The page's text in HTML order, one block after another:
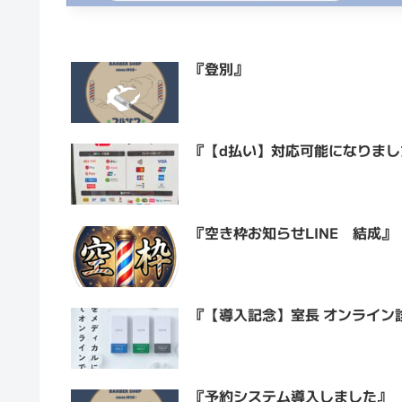
『登別』
『【d払い】対応可能になりまし
『空き枠お知らせLINE 結成』
『【導入記念】室長 オンライン
『予約システム導入しました』